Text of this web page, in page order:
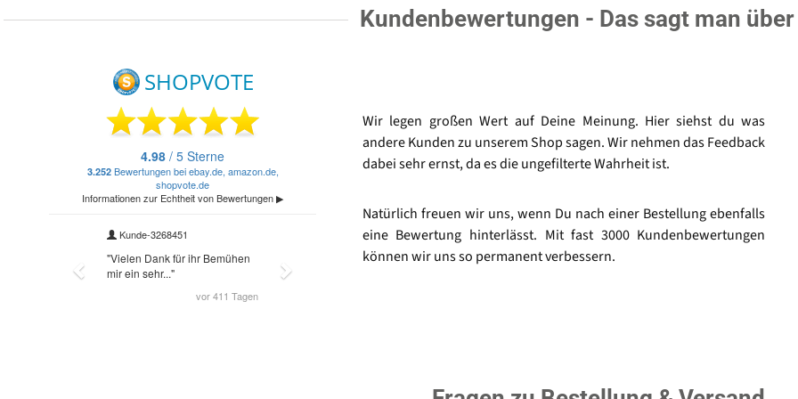
Kundenbewertungen - Das sagt man
Wir legen großen Wert auf Deine Meinung. Hier siehst du was
andere Kunden zu unserem Shop sagen. Wir nehmen das Feedback
dabei sehr ernst, da es die ungefilterte Wahrheit ist.
Natürlich freuen wir uns, wenn Du nach einer Bestellung ebenfalls
eine Bewertung hinterlässt. Mit fast 3000 Kundenbewertungen
können wir uns so permanent verbessern.